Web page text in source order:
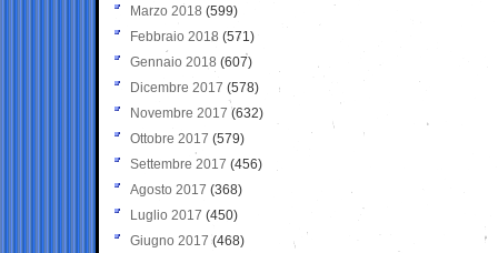
Marzo 2018 (599)
Febbraio 2018 (571)
Gennaio 2018 (607)
Dicembre 2017 (578)
Novembre 2017 (632)
Ottobre 2017 (579)
Settembre 2017 (456)
Agosto 2017 (368)
Luglio 2017 (450)
Giugno 2017 (468)